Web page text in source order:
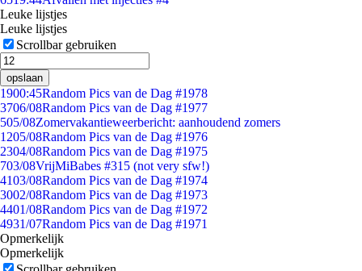
Leuke lijstjes
Leuke lijstjes
Scrollbar gebruiken
opslaan
1900:45Random Pics van de Dag #1978
3706/08Random Pics van de Dag #1977
505/08Zomervakantieweerbericht: aanhoudend zomers
1205/08Random Pics van de Dag #1976
2304/08Random Pics van de Dag #1975
703/08VrijMiBabes #315 (not very sfw!)
4103/08Random Pics van de Dag #1974
3002/08Random Pics van de Dag #1973
4401/08Random Pics van de Dag #1972
4931/07Random Pics van de Dag #1971
Opmerkelijk
Opmerkelijk